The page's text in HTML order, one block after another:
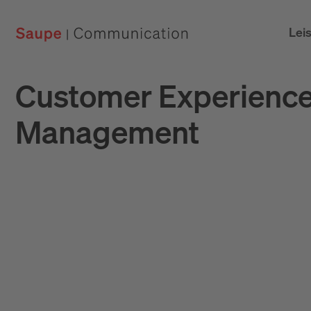
Customer
Management